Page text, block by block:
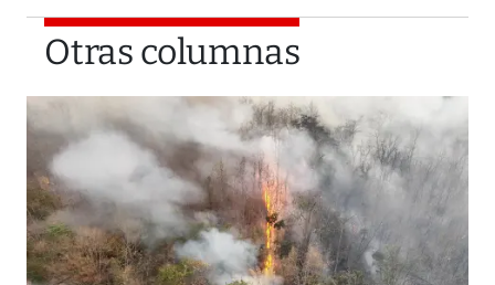
Otras columnas